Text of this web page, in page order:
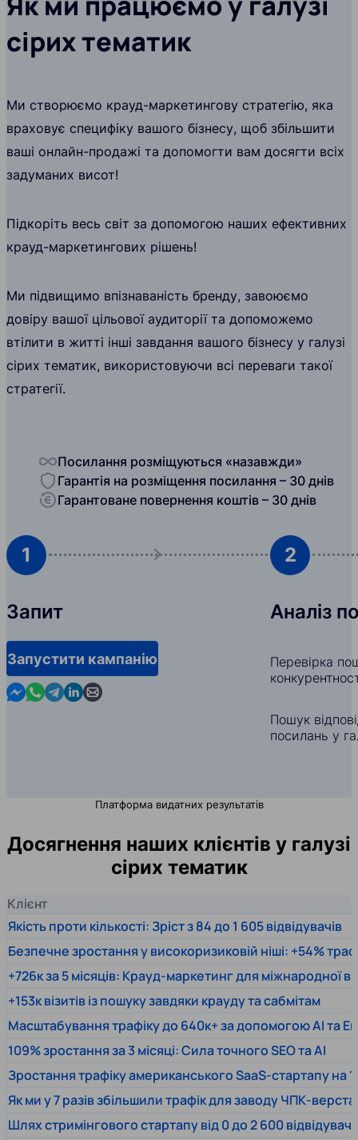
сірих тематик
Ми створюємо крауд-маркетингову стратегію, яка
враховує специфіку вашого бізнесу, щоб збільшити
ваші онлайн-продажі та допомогти вам досягти всіх
задуманих висот!
Підкоріть весь світ за допомогою наших ефективних
крауд-маркетингових рішень!
Ми підвищимо впізнаваність бренду, завоюємо
довіру вашої цільової аудиторії та допоможемо
втілити в житті інші завдання вашого бізнесу у галузі
сірих тематик, використовуючи всі переваги такої
стратегії.
Посилання розміщуються «назавжди»
Гарантія на розміщення посилання – 30 днів
Гарантоване повернення коштів – 30 днів
1
Запит
Запустити кампанію
Contact us in Messenger
Contact us in WhatsApp
Contact us in Telegram
Contact us in Linkedin
Contact us by email
2
Аналіз
Перевірка
Пошук
посилань у
Платформа видатних результатів
Досягнення наших клієнтів у галузі
сірих тематик
Клієнт
Якість проти кількості: Зріст з 84 до 1 605 відвідувачів
Безпечне зростання у високоризиковій ніші: +54%
+726к за 5 місяців: Крауд-маркетинг для міжнародної
+153к візитів із пошуку завдяки крауду та сабмітам
Масштабування трафіку до 640к+ за допомогою AI та
109% зростання за 3 місяці: Сила точного SEO та AI
Зростання трафіку американського SaaS-стартапу на
Як ми у 7 разів збільшили трафік для заводу ЧПК-
Шлях стримінгового стартапу від 0 до 2 600